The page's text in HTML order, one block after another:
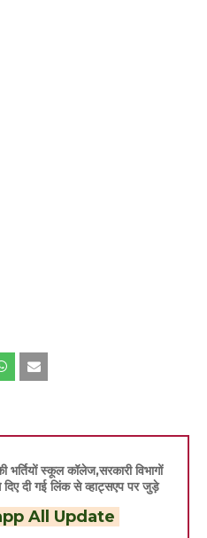
स्कूल कॉलेज,सरकारी विभागों
दी गई लिंक से व्हाट्सएप पर जुड़े
All Update